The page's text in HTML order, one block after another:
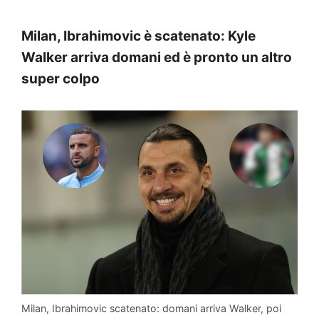
Milan, Ibrahimovic è scatenato: Kyle
Walker arriva domani ed è pronto un altro
super colpo
Milan, Ibrahimovic scatenato: domani arriva Walker, poi